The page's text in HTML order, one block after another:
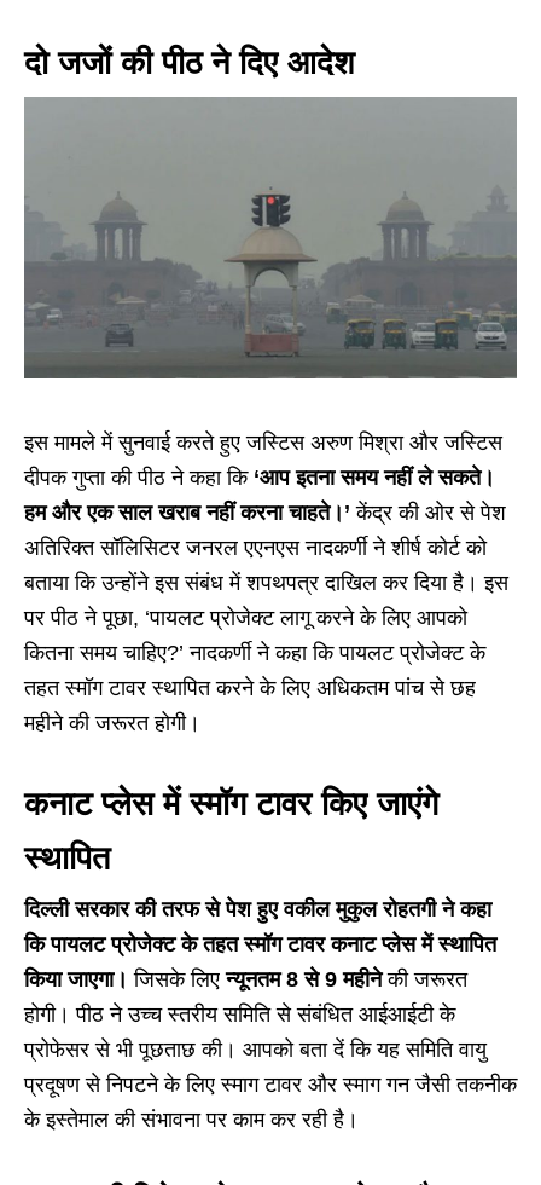
दो जजों की पीठ ने दिए आदेश
इस मामले में सुनवाई करते हुए जस्टिस अरुण मिश्रा और जस्टिस
दीपक गुप्ता की पीठ ने कहा कि ‘आप इतना समय नहीं ले सकते।
हम और एक साल खराब नहीं करना चाहते।’ केंद्र की ओर से पेश
अतिरिक्त सॉलिसिटर जनरल एएनएस नादकर्णी ने शीर्ष कोर्ट को
बताया कि उन्होंने इस संबंध में शपथपत्र दाखिल कर दिया है। इस
पर पीठ ने पूछा, ‘पायलट प्रोजेक्ट लागू करने के लिए आपको
कितना समय चाहिए?’ नादकर्णी ने कहा कि पायलट प्रोजेक्ट के
तहत स्मॉग टावर स्थापित करने के लिए अधिकतम पांच से छह
महीने की जरूरत होगी।
कनाट प्लेस में स्मॉग टावर किए जाएंगे
स्थापित
दिल्ली सरकार की तरफ से पेश हुए वकील मुकुल रोहतगी ने कहा
कि पायलट प्रोजेक्ट के तहत स्मॉग टावर कनाट प्लेस में स्थापित
किया जाएगा। जिसके लिएन्यूनतम 8 से 9 महीनेकी जरूरत
होगी। पीठ ने उच्च स्तरीय समिति से संबंधित आईआईटी के
प्रोफेसर से भी पूछताछ की। आपको बता दें कि यह समिति वायु
प्रदूषण से निपटने के लिए स्माग टावर और स्माग गन जैसी तकनीक
के इस्तेमाल की संभावना पर काम कर रही है।